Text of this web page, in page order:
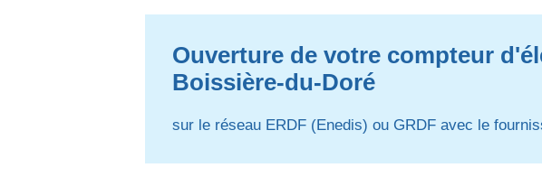
Ouverture de votre compteur
Boissière-du-Doré
sur le réseau ERDF (Enedis) ou GRDF avec le